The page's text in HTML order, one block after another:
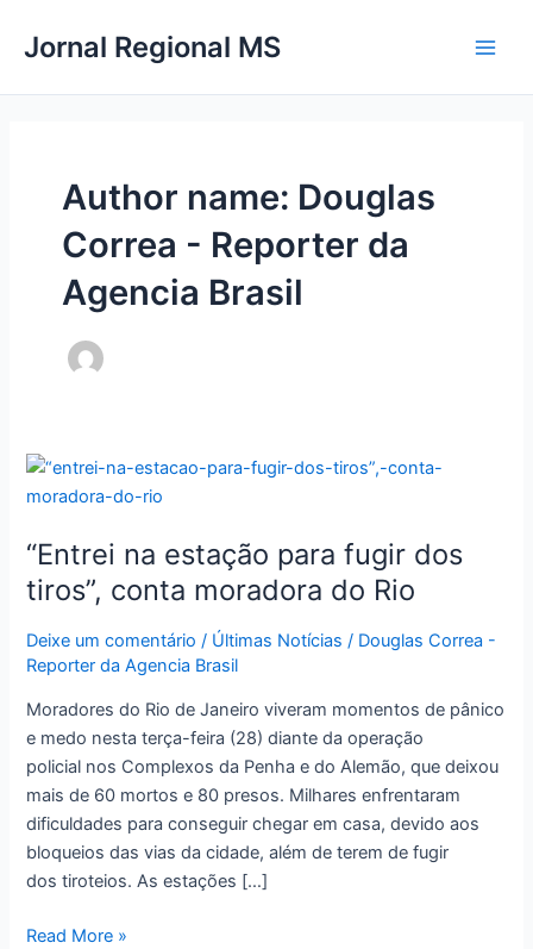
para
conteúdo
Jornal Regional MS
Author name: Douglas
Correa - Reporter da
Agencia Brasil
“Entrei na estação para fugir dos
tiros”, conta moradora do Rio
Deixe um comentário / Últimas Notícias / Douglas Correa -
Reporter da Agencia Brasil
Moradores do Rio de Janeiro viveram momentos de pânico
e medo nesta terça-feira (28) diante da operação
policial nos Complexos da Penha e do Alemão, que deixou
mais de 60 mortos e 80 presos. Milhares enfrentaram
dificuldades para conseguir chegar em casa, devido aos
bloqueios das vias da cidade, além de terem de fugir
dos tiroteios. As estações […]
“Entrei
na
para
fugir
tiros”,
conta
do
Rio
Read More »